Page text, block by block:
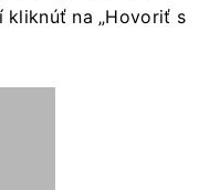
na „Hovoriť s